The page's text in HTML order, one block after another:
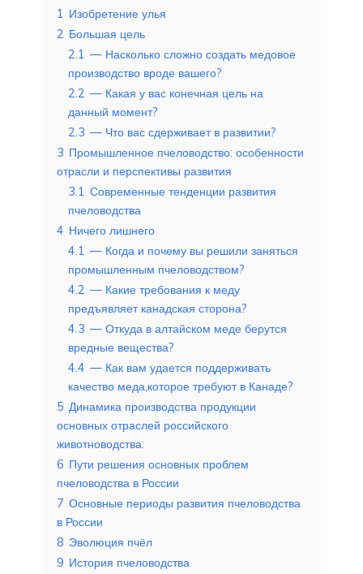
1 Изобретение улья
2 Большая цель
2.1 — Насколько сложно создать медовое
производство вроде вашего?
2.2 — Какая у вас конечная цель на
данный момент?
2.3 — Что вас сдерживает в развитии?
3 Промышленное пчеловодство: особенности
отрасли и перспективы развития
3.1 Современные тенденции развития
пчеловодства
4 Ничего лишнего
4.1 — Когда и почему вы решили заняться
промышленным пчеловодством?
4.2 — Какие требования к меду
предъявляет канадская сторона?
4.3 — Откуда в алтайском меде берутся
вредные вещества?
4.4 — Как вам удается поддерживать
качество меда,которое требуют в Канаде?
5 Динамика производства продукции
основных отраслей российского
животноводства:
6 Пути решения основных проблем
пчеловодства в России
7 Основные периоды развития пчеловодства
в России
8 Эволюция пчёл
9 История пчеловодства